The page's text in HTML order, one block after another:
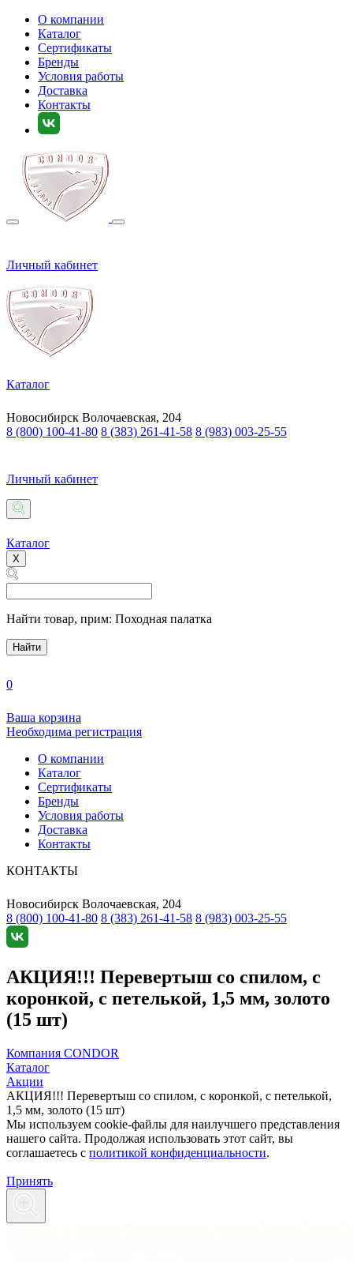
О компании
Каталог
Сертификаты
Бренды
Условия работы
Доставка
Контакты
Личный кабинет
Каталог
Новосибирск Волочаевская, 204
8 (800) 100-41-80 8 (383) 261-41-58 8 (983) 003-25-55
Личный кабинет
Каталог
X
Найти товар, прим: Походная палатка
Найти
0
Ваша корзина
Необходима регистрация
О компании
Каталог
Сертификаты
Бренды
Условия работы
Доставка
Контакты
КОНТАКТЫ
Новосибирск Волочаевская, 204
8 (800) 100-41-80 8 (383) 261-41-58 8 (983) 003-25-55
АКЦИЯ!!! Перевертыш со спилом, с
коронкой, с петелькой, 1,5 мм, золото
(15 шт)
Компания CONDOR
Каталог
Акции
АКЦИЯ!!! Перевертыш со спилом, с коронкой, с петелькой,
1,5 мм, золото (15 шт)
Мы используем cookie-файлы для наилучшего представления
нашего сайта. Продолжая использовать этот сайт, вы
соглашаетесь c политикой конфиденциальности.
Принять